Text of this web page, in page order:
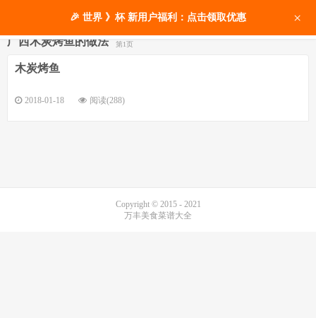
广西木炭烤鱼的做法 第1页
木炭烤鱼
2018-01-18 阅读(288)
Copyright © 2015 - 2021
万丰美食菜谱大全
🎉 世界 》杯 新用户福利：点击领取优惠 ×